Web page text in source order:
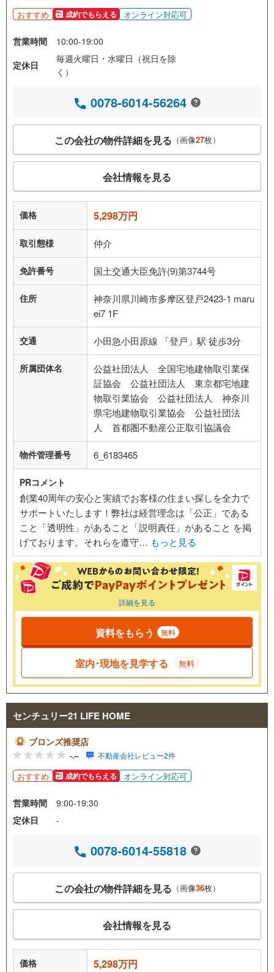
おすすめ 成約でもらえる オンライン対応可
営業時間
10:00-19:00
定休日
毎週火曜日・水曜日（祝日を除
く）
0078-6014-56264
この会社の物件詳細を見る （画像27枚）
会社情報を見る
価格 5,298万円
取引態様 仲介
免許番号 国土交通大臣免許(9)第3744号
住所
神奈川県川崎市多摩区登戸2423-1 maru
ei7 1F
交通 小田急小田原線 「登戸」駅 徒歩3分
所属団体名
公益社団法人 全国宅地建物取引業保
証協会 公益社団法人 東京都宅地建
物取引業協会 公益社団法人 神奈川
県宅地建物取引業協会 公益社団法
人 首都圏不動産公正取引協議会
物件管理番号 6_6183465
PRコメント
創業40周年の安心と実績でお客様の住まい探しを全力で
サポートいたします！弊社は経営理念は「公正」である
こと「透明性」があること「説明責任」があること を掲
げております。それらを遵守… もっと見る
詳細を見る
資料をもらう 無料
室内･現地を見学する 無料
センチュリー21 LIFE HOME
ブロンズ推奨店
-.-- 不動産会社レビュー2件
おすすめ 成約でもらえる オンライン対応可
営業時間
9:00-19:30
定休日
-
0078-6014-55818
この会社の物件詳細を見る （画像36枚）
会社情報を見る
価格 5,298万円